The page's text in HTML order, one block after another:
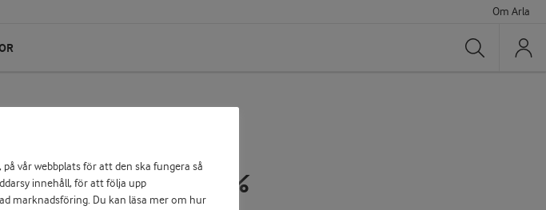
Om Arla
Sök
Mjukglassmix 6%
vår webbplats för att den ska fungera så
innehåll, för att följa upp
marknadsföring. Du kan läsa mer om hur